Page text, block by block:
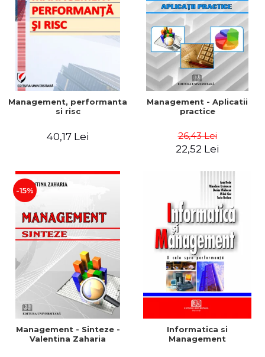
Management, performanta
si risc
40,17 Lei
Management - Aplicatii
practice
26,43 Lei
22,52 Lei
-15%
Management - Sinteze -
Valentina Zaharia
Informatica si
Management